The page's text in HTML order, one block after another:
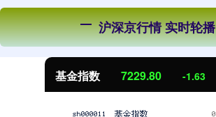
沪深京行情 实时轮播
基金指数 7229.80 -1.63